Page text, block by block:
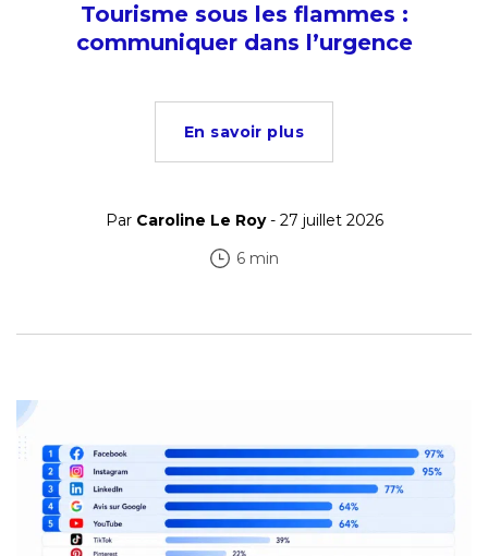
Tourisme sous les flammes :
communiquer dans l’urgence
En savoir plus
Par Caroline Le Roy- 27 juillet 2026
6 min